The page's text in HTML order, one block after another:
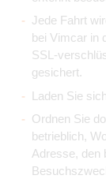
Jede Fahrt
bei Vimcar in
SSL-
gesichert.
Laden Sie
Ordnen Sie
betrieblich,
Adresse, den